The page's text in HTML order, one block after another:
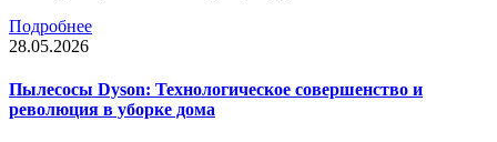
Подробнее
28.05.2026
Пылесосы Dyson: Технологическое совершенство и
революция в уборке дома